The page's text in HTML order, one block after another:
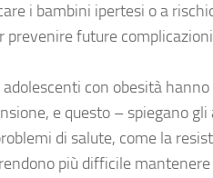
i bambini ipertesi o a
future
con obesità
e questo – spiegano
di salute, come la
più difficile